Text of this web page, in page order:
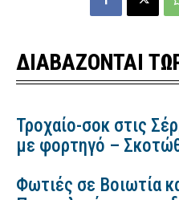
ΔΙΑΒΑΖΟΝΤΑΙ
Τροχαίο-σοκ στις
με φορτηγό –
Φωτιές σε Βοιωτία